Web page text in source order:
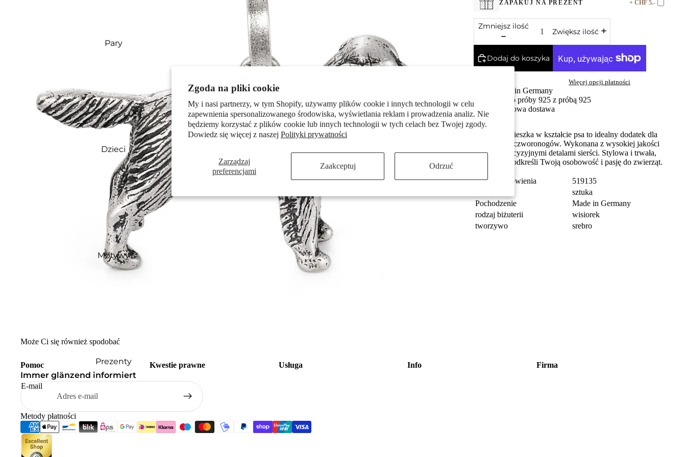
Zgoda na pliki cookie
My i nasi partnerzy, w tym Shopify, używamy plików cookie i innych technologii w celu
zapewnienia spersonalizowanego środowiska, wyświetlania reklam i prowadzenia analiz. Nie
będziemy korzystać z plików cookie lub innych technologii w tych celach bez Twojej zgody.
Dowiedz się więcej z naszej Polityki prywatności
Zarządzaj
preferencjami
Zaakceptuj Odrzuć
Pary
Dzieci
Motywy
Prezenty
ZAPAKUJ NA PREZENT + CHF 5.-
Zmniejsz ilość
Zwiększ ilość
Dodaj do koszyka
Więcej opcji płatności
Made in Germany
Srebro próby 925 z próbą 925
Darmowa dostawa
Srebrna zawieszka w kształcie psa to idealny dodatek dla
miłośników czworonogów. Wykonana z wysokiej jakości
srebra, z precyzyjnymi detalami sierści. Stylowa i trwała,
doskonale podkreśli Twoją osobowość i pasję do zwierząt.
numer zamówienia
519135
sztuka
Pochodzenie
Made in Germany
rodzaj biżuterii
wisiorek
tworzywo
srebro
Może Ci się również spodobać
Pomoc Kwestie prawne Usługa Info Firma
Immer glänzend informiert
E-mail
Metody płatności